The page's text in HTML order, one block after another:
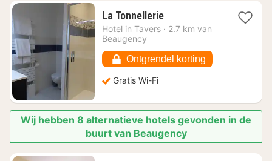
La Tonnellerie1
nacht
102,50
Hotel in Tavers · 2.7 km van
Beaugency
Ontgrendel korting
Gratis Wi-Fi
Wij hebben 8 alternatieve hotels gevonden in de
buurt van Beaugency